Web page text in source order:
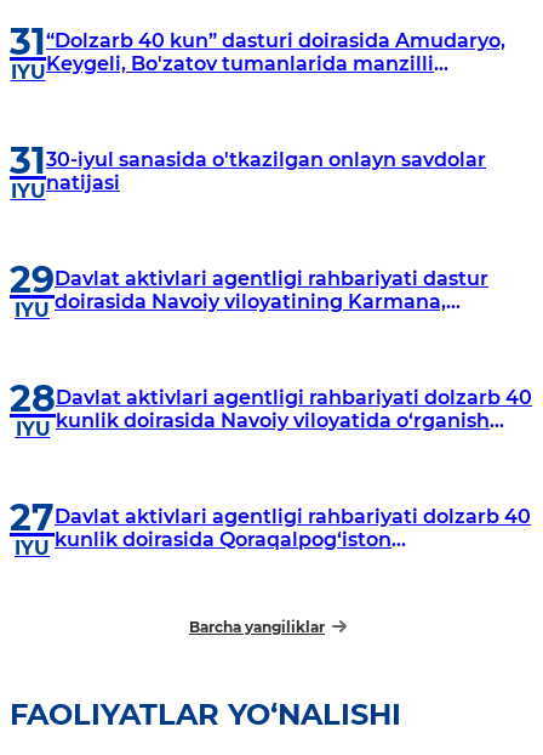
31
IYU
“Dolzarb 40 kun” dasturi doirasida Amudaryo,
Keygeli, Bo'zatov tumanlarida manzilli
31
IYU
30-iyul sanasida o'tkazilgan onlayn savdolar
natijasi
29
IYU
Davlat aktivlari agentligi rahbariyati dastur
doirasida Navoiy viloyatining Karmana,
28
IYU
Davlat aktivlari agentligi rahbariyati dolzarb 40
kunlik doirasida Navoiy viloyatida o‘rganish
27
IYU
Davlat aktivlari agentligi rahbariyati dolzarb 40
kunlik doirasida Qoraqalpog‘iston
Barcha yangiliklar
FAOLIYATLAR YO‘NALISHI